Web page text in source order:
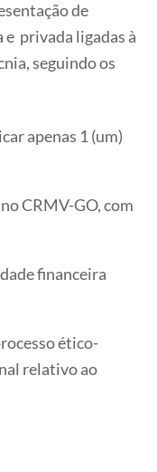
de
privada ligadas à
seguindo os
apenas 1 (um)
CRMV-GO, com
financeira
ético-
relativo ao